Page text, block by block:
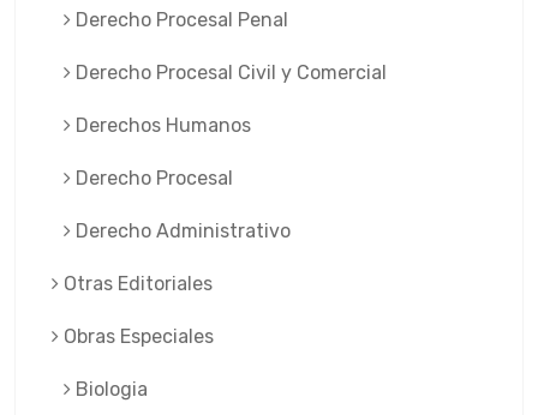
Derecho Procesal Penal
Derecho Procesal Civil y Comercial
Derechos Humanos
Derecho Procesal
Derecho Administrativo
Otras Editoriales
Obras Especiales
Biologia